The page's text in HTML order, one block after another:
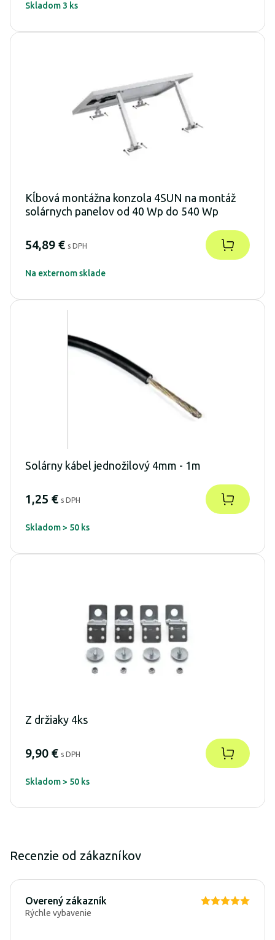
Skladom 3 ks
Kĺbová montážna konzola 4SUN na montáž
solárnych panelov od 40 Wp do 540 Wp
54,89 € s DPH
Na externom sklade
Solárny kábel jednožilový 4mm - 1m
1,25 € s DPH
Skladom > 50 ks
Z držiaky 4ks
9,90 € s DPH
Skladom > 50 ks
Recenzie od zákazníkov
Overený zákazník
Rýchle vybavenie